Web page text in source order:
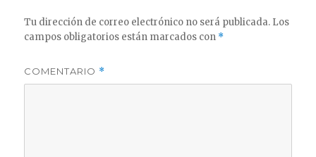
Tu dirección de correo electrónico no será publicada. Los
campos obligatorios están marcados con *
COMENTARIO *